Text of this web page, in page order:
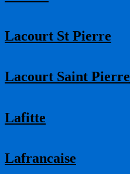
Lacourt St Pierre
Lacourt Saint Pierre
Lafitte
Lafrancaise